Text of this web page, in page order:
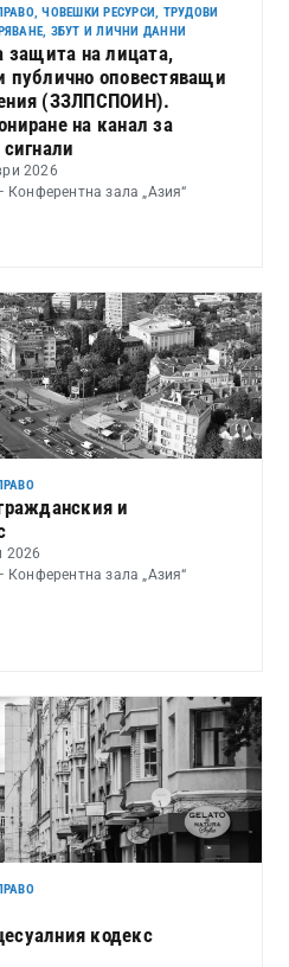
,ЧОВЕШКИ РЕСУРСИ, ТРУДОВИ
ЗБУТ И ЛИЧНИ ДАННИ
защита на лицата,
публично оповестяващи
(ЗЗЛПСПОИН).
на канал за
2026
Конферентна зала „Азия“
и
2026
Конферентна зала „Азия“
кодекс